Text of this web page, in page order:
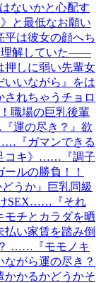
ないかと心配す
と最低なお願い
は彼女の顔へち
理解していた――
押しに弱い先輩女
いいながら』をは
されちゃうチョロ
職場の巨乳後輩
運の尽き？』欲
『ガマンできる
コキ》……『調子
ルの勝負！！
うか』巨乳同級
SEX……『それ
モチとカラダを晒
い家賃を踏み倒
……『モモノキ
がら運の尽き？
かかるかどうかそ